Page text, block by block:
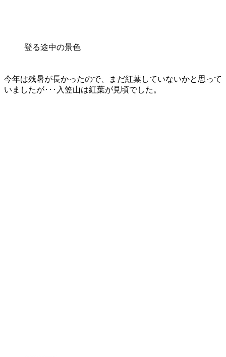
登る途中の景色
今年は残暑が長かったので、まだ紅葉していないかと思って
いましたが･･･入笠山は紅葉が見頃でした。